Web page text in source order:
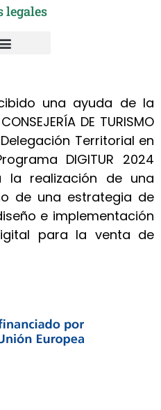
legales
una ayuda de la
DE TURISMO
Delegación Territorial en
DIGITUR 2024
la realización de una
de una estrategia de
e implementación
para la venta de